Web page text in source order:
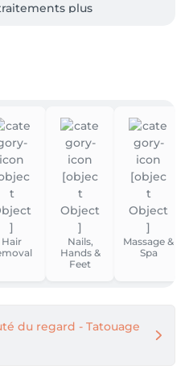
plus
radiofréquences
et médicalement
dans le domaine
et l'esthétique depuis plus
au Luxembourg
en exclusivité des soins et
Hair
Nails,
Hands &
Feet
Massage &
Spa
du regard - Tatouage